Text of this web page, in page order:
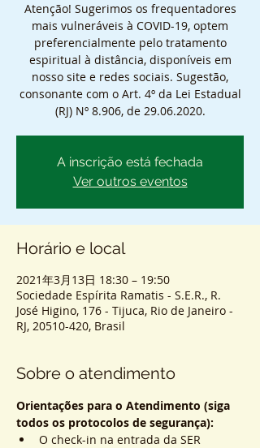
Atenção! Sugerimos os frequentadores
mais vulneráveis à COVID-19, optem
preferencialmente pelo tratamento
espiritual à distância, disponíveis em
nosso site e redes sociais. Sugestão,
consonante com o Art. 4º da Lei Estadual
(RJ) Nº 8.906, de 29.06.2020.
A inscrição está fechada
Ver outros eventos
Horário e local
2021年3月13日 18:30 – 19:50
Sociedade Espírita Ramatis - S.E.R., R.
José Higino, 176 - Tijuca, Rio de Janeiro -
RJ, 20510-420, Brasil
Sobre o atendimento
Orientações para o Atendimento (siga
todos os protocolos de segurança):
O check-in na entrada da SER